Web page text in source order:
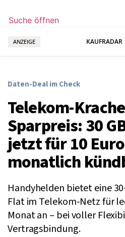
Suche öffnen
ANZEIGE
Daten-Deal im Check
Telekom-
Sparpreis: 30
jetzt für 10
monatlich
Handyhelden bietet eine
Flat im Telekom-Netz für
Monat an – bei voller
Vertragsbindung.